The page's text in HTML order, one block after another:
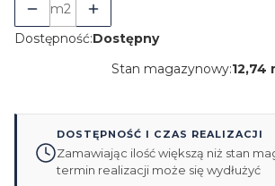
m2
Dostępność:Dostępny
Stan magazynowy:12,74
DOSTĘPNOŚĆ I CZAS REALIZACJI
Zamawiając ilość większą niż stan
termin realizacji może się wydłużyć